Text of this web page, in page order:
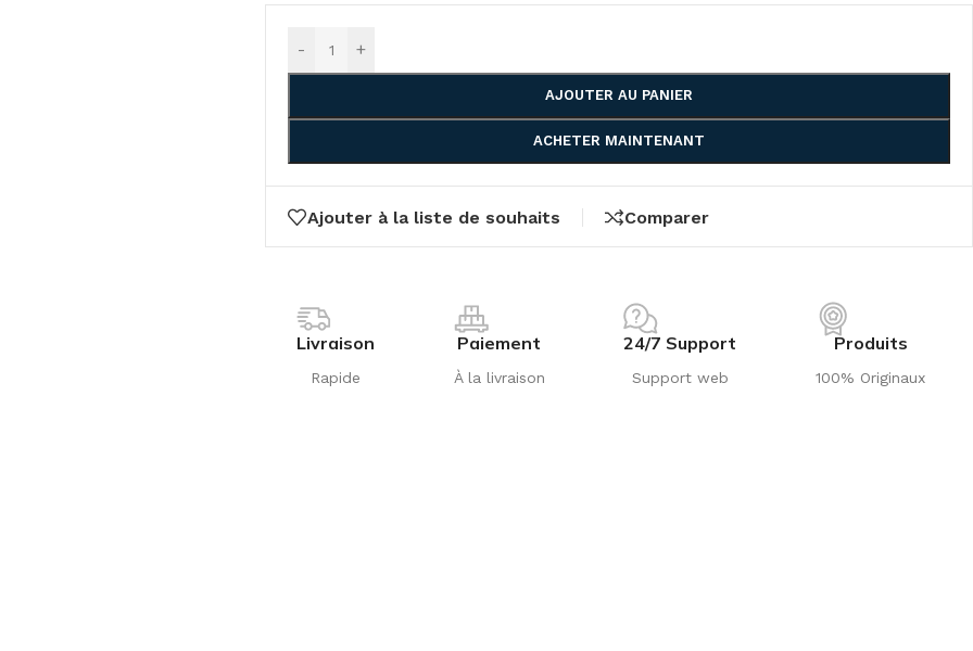
- +
AJOUTER AU PANIER
ACHETER MAINTENANT
Ajouter à la liste de souhaits Comparer
Livraison
Rapide
Paiement
À la livraison
24/7 Support
Support web
Produits
100% Originaux